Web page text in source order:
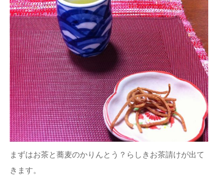
まずはお茶と蕎麦のかりんとう？らしきお茶請けが出て
きます。